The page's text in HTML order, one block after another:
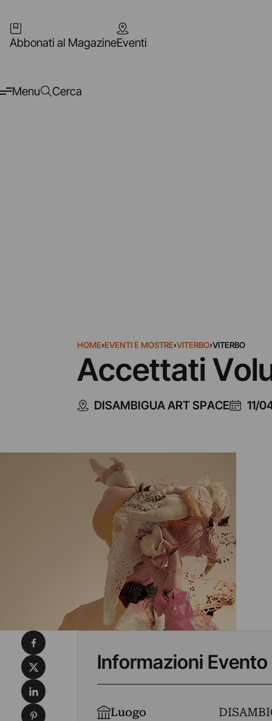
Abbonati al MagazineEventi
Menu Cerca
HOME›EVENTI E MOSTRE›VITERBO›VITERBO
Accettati
DISAMBIGUA ART SPACE 11/
Informazioni Evento
Luogo
Condividi su Facebook
Condividi su X
Condividi su LinkedIn
Condividi su Pinterest